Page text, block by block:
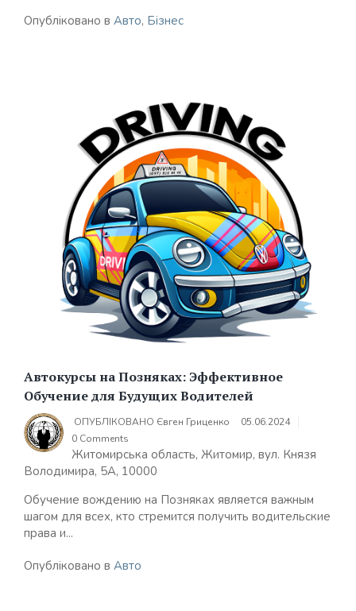
Опубліковано в Авто, Бізнес
Автокурсы на Позняках: Эффективное
Обучение для Будущих Водителей
ОПУБЛІКОВАНО Євген Гриценко
05.06.2024
0 Comments
Житомирська область, Житомир, вул. Князя
Володимира, 5А, 10000
Обучение вождению на Позняках является важным
шагом для всех, кто стремится получить водительские
права и...
Опубліковано в Авто